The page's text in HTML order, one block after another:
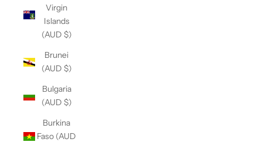
Virgin
Islands
(AUD $)
Brunei
(AUD $)
Bulgaria
(AUD $)
Burkina
Faso (AUD